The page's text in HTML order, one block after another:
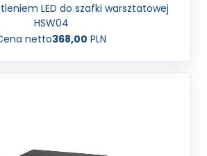
LED do szafki warsztatowej
HSW04
netto368,00 PLN